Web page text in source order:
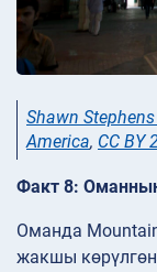
Shawn
America, CC BY
Факт 8: Оманнын
Оманда
жакшы